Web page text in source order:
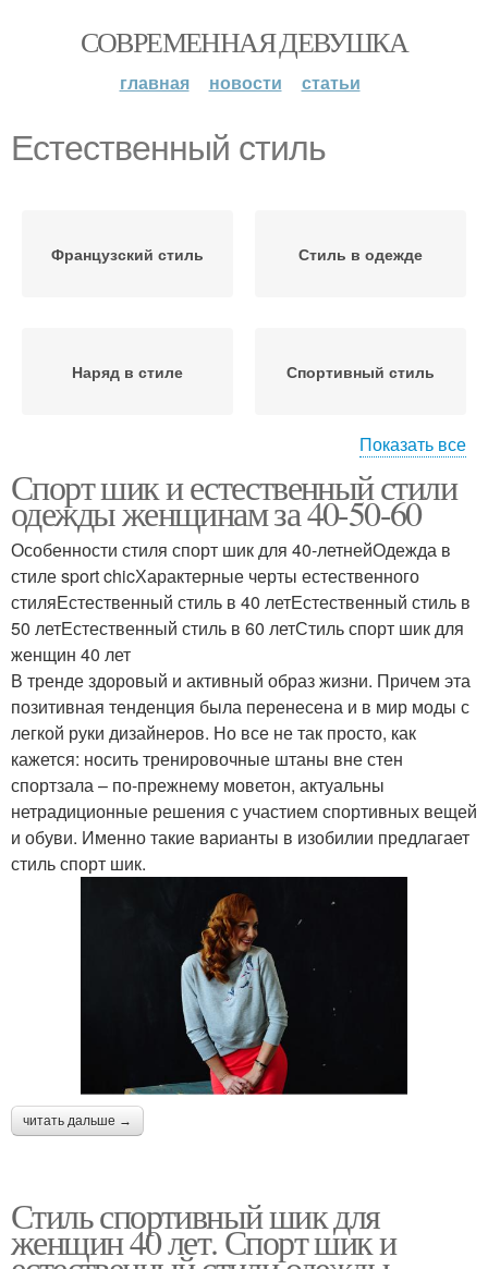
СОВРЕМЕННАЯ ДЕВУШКА
главная новости статьи
Естественный стиль
Французский стиль Стиль в одежде
Наряд в стиле Спортивный стиль
Стиль для женщин Одежда в стиле
Показать все
Спорт шик и естественный стили
одежды женщинам за 40-50-60
Особенности стиля спорт шик для 40-летнейОдежда в
стиле sport chicХарактерные черты естественного
стиляЕстественный стиль в 40 летЕстественный стиль в
50 летЕстественный стиль в 60 летСтиль спорт шик для
женщин 40 лет
В тренде здоровый и активный образ жизни. Причем эта
позитивная тенденция была перенесена и в мир моды с
легкой руки дизайнеров. Но все не так просто, как
кажется: носить тренировочные штаны вне стен
спортзала – по-прежнему моветон, актуальны
нетрадиционные решения с участием спортивных вещей
и обуви. Именно такие варианты в изобилии предлагает
стиль спорт шик.
читать дальше →
Стиль спортивный шик для
женщин 40 лет. Спорт шик и